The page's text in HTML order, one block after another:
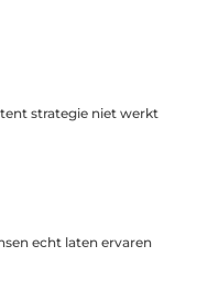
strategie niet werkt
echt laten ervaren